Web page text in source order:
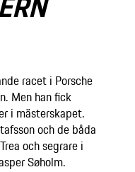
racet i Porsche
Men han fick
i mästerskapet.
och de båda
och segrare i
Søholm.